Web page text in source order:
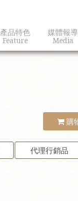
產品特色
Feature
媒體報導
Media
購
代理行銷品